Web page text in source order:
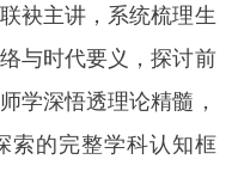
袂主讲，系统梳理生
与时代要义，探讨前
学深悟透理论精髓，
索的完整学科认知框